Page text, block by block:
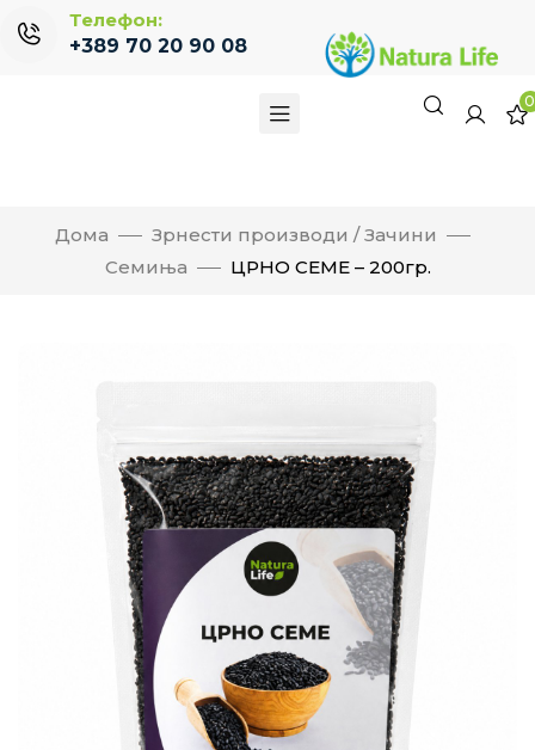
Телефон:
+389 70 20 90 08
0
Дома
Зрнести производи / Зачини
Семиња
ЦРНО СЕМЕ – 200гр.